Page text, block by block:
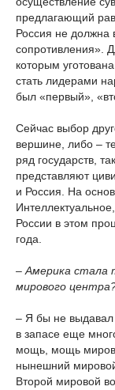
предлагающий
Россия не должна
сопротивления».
которым
стать лидерами
был «первый»,
Сейчас выбор
вершине, либо –
ряд государств,
представляют
и Россия. На
России в этом
года.
– Америка стала
мирового
– Я бы не выдавал
в запасе еще
мощь, мощь
нынешний
Второй мировой